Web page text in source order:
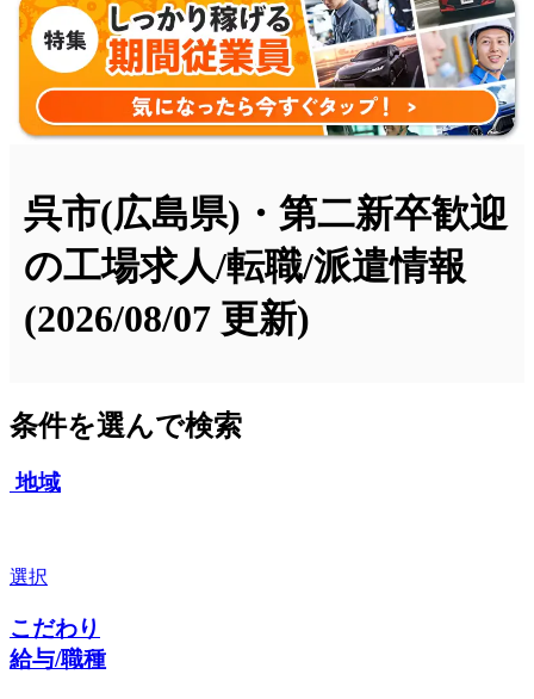
呉市(広島県)・第二新卒歓迎
の工場求人/転職/派遣情報
(2026/08/07 更新)
条件を選んで検索
地域
選択
こだわり
給与/職種